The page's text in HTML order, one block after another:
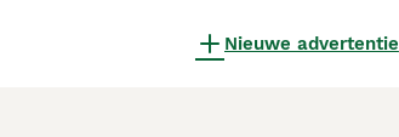
Nieuwe advertentie